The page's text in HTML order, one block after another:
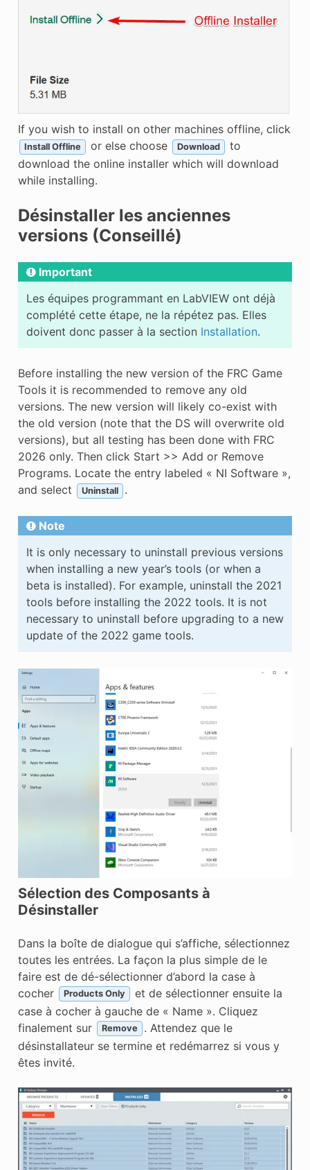
If you wish to install on other machines offline, click
Install Offline or else choose Download
to
download the online installer which will download
while installing.
Désinstaller les anciennes
versions (Conseillé)
Important
Les équipes programmant en LabVIEW ont déjà
complété cette étape, ne la répétez pas. Elles
doivent donc passer à la section Installation.
Before installing the new version of the FRC Game
Tools it is recommended to remove any old
versions. The new version will likely co-exist with
the old version (note that the DS will overwrite old
versions), but all testing has been done with FRC
2026 only. Then click Start >> Add or Remove
Programs. Locate the entry labeled « NI Software »,
and select
Uninstall .
Note
It is only necessary to uninstall previous versions
when installing a new year’s tools (or when a
beta is installed). For example, uninstall the 2021
tools before installing the 2022 tools. It is not
necessary to uninstall before upgrading to a new
update of the 2022 game tools.
Sélection des Composants à
Désinstaller
Dans la boîte de dialogue qui s’affiche, sélectionnez
toutes les entrées. La façon la plus simple de le
faire est de dé-sélectionner d’abord la case à
cocher
Products Only
et de sélectionner ensuite la
case à cocher à gauche de « Name ». Cliquez
finalement sur
Remove
. Attendez que le
désinstallateur se termine et redémarrez si vous y
êtes invité.